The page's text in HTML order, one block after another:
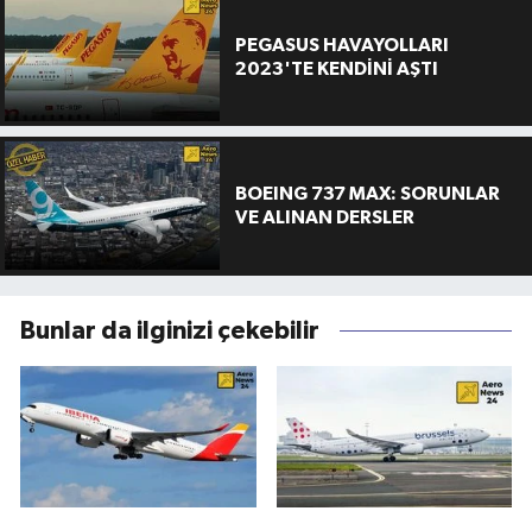
PEGASUS HAVAYOLLARI
2023'TE KENDİNİ AŞTI
BOEING 737 MAX: SORUNLAR
VE ALINAN DERSLER
Bunlar da ilginizi çekebilir